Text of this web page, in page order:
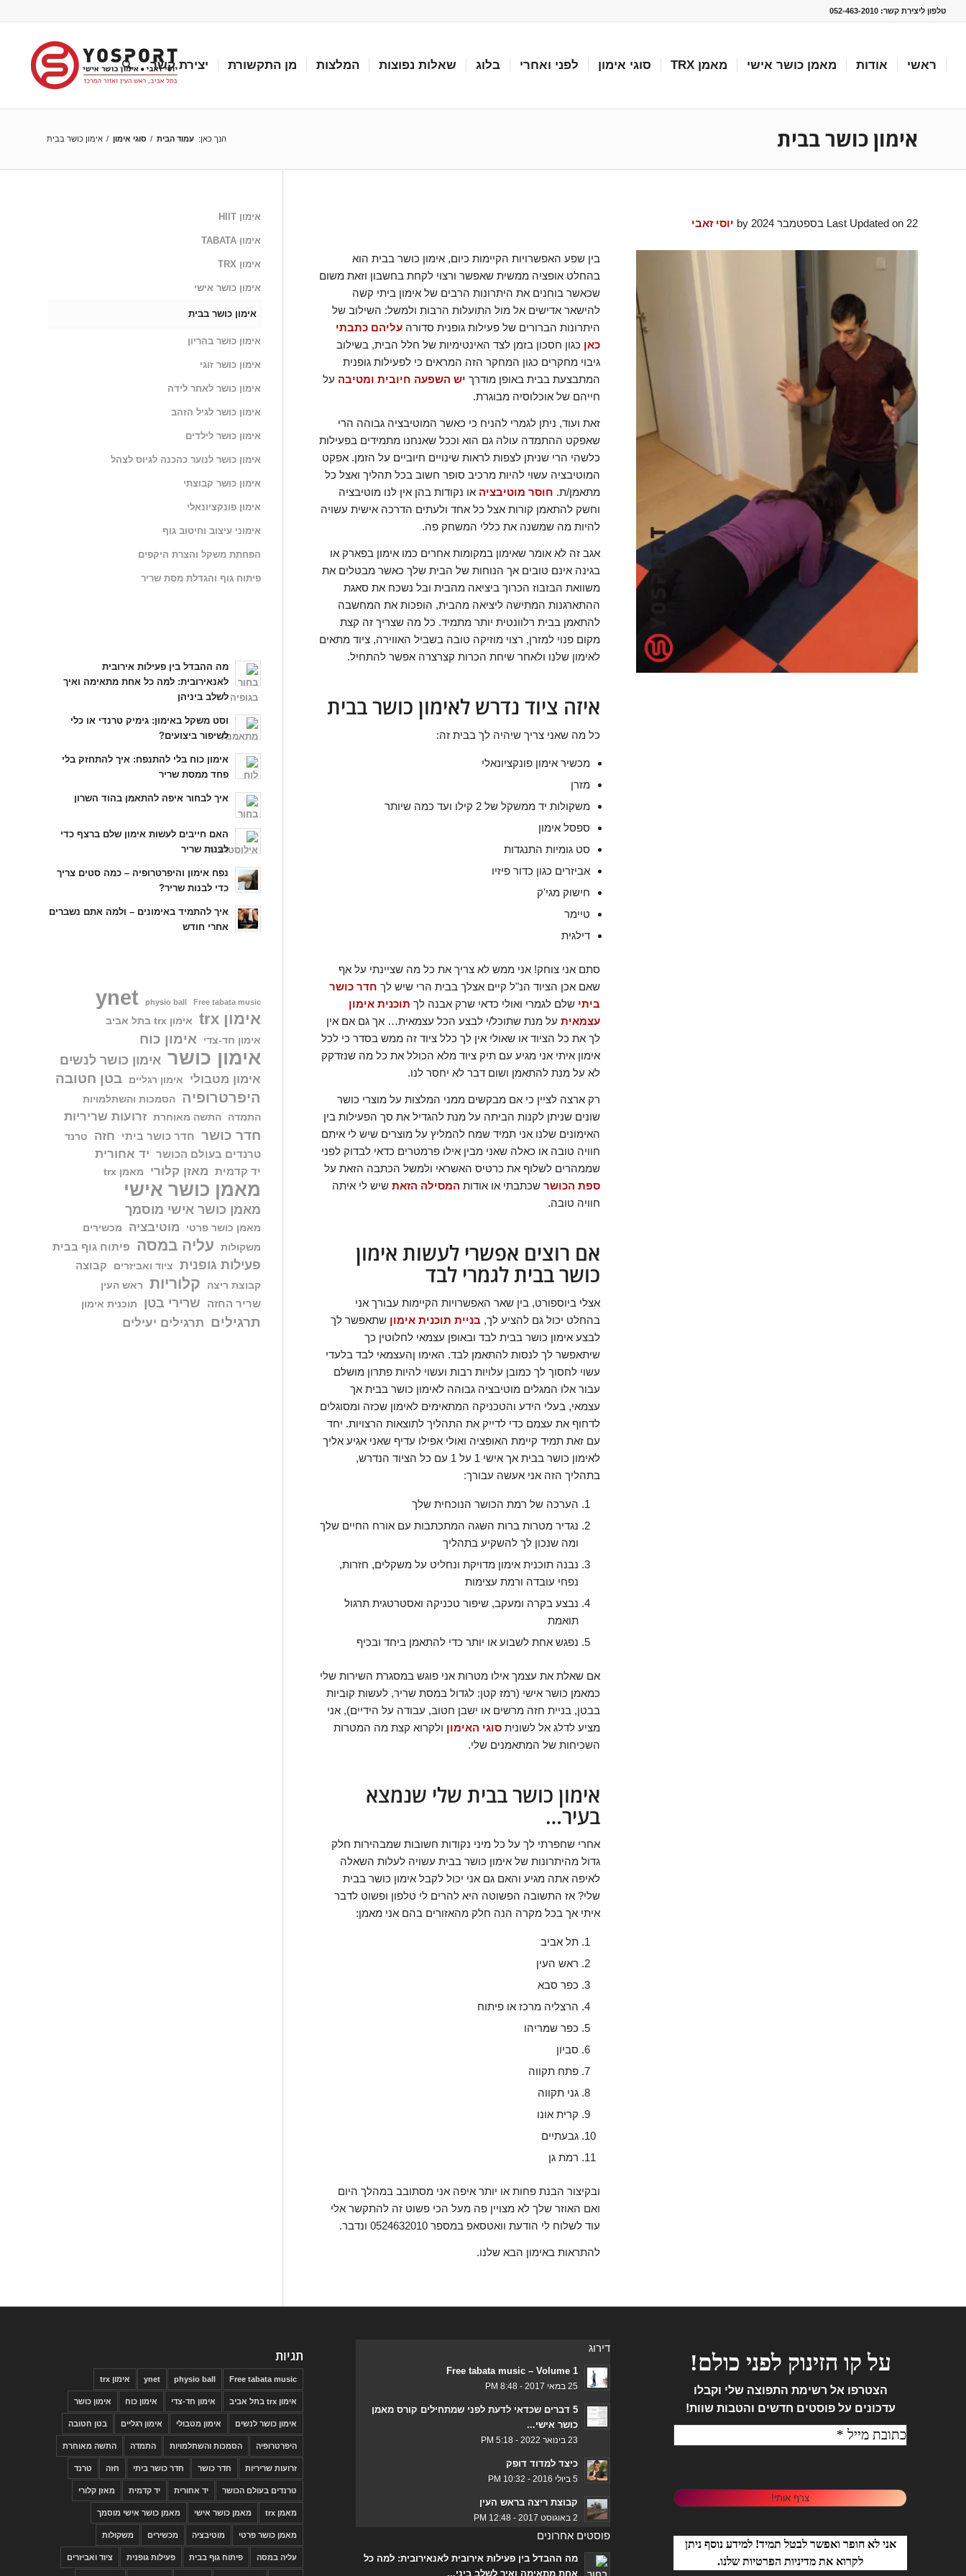
טלפון ליצירת קשר: 052-463-2010
ראשי אודות מאמן כושר אישי מאמן TRX סוגי אימון לפני ואחרי בלוג שאלות נפוצות המלצות מן התקשורת יצירת קשר
אימון כושר בבית הנך כאן: עמוד הבית / סוגי אימון / אימון כושר בבית
Last Updated on 22 בספטמבר 2024 by יוסי זאבי
בין שפע האפשרויות הקיימות כיום, אימון כושר בבית הוא
בהחלט אופציה ממשית שאפשר ורצוי לקחת בחשבון וזאת משום
שכאשר בוחנים את היתרונות הרבים של אימון ביתי קשה
להישאר אדישים אל מול התועלות הרבות ולמשל: השילוב של
היתרונות הברורים של פעילות גופנית סדורה עליהם כתבתי
כאן כגון חסכון בזמן לצד האינטימיות של חלל הבית, בשילוב
גיבוי מחקרים כגון המחקר הזה המראים כי לפעילות גופנית
המתבצעת בבית באופן מודרך יש השפעה חיובית ומטיבה על
חייהם של אוכלוסיה מבוגרת.
זאת ועוד, ניתן לגמרי להניח כי כאשר המוטיבציה גבוהה הרי
שאפקט ההתמדה עולה גם הוא וככל שאנחנו מתמידים בפעילות
כלשהי הרי שניתן לצפות לראות שינויים חיוביים על הזמן. אפקט
המוטיבציה עשוי להיות מרכיב סופר חשוב בכל תהליך ואצל כל
מתאמן/ת. חוסר מוטיבציה או נקודות בהן אין לנו מוטיבציה
וחשק להתאמן קורות אצל כל אחד ולעתים הדרכה אישית עשויה
להיות מה שמשנה את כללי המשחק פה.
אגב זה לא אומר שאימון במקומות אחרים כמו אימון בפארק או
בגינה אינם טובים אך הנוחות של הבית שלך כאשר מבטלים את
משוואת הבזבוז הכרוך ביציאה מהבית ובל נשכח את סאגת
ההתארגנות המתישה ליציאה מהבית, הופכות את המחשבה
להתאמן בבית רלוונטית יותר מתמיד. כל מה שצריך זה קצת
מקום פנוי למזרן, רצוי מוזיקה טובה בשביל האווירה, ציוד מתאים
לאימון שלנו ולאחר שיחת הכרות קצרצרה אפשר להתחיל.
איזה ציוד נדרש לאימון כושר בבית
כל מה שאני צריך שיהיה לך בבית זה:
מכשיר אימון פונקציונאלי
מזרן
משקולות יד ממשקל של 2 קילו ועד כמה שיותר
ספסל אימון
סט גומיות התנגדות
אביזרים כגון כדור פיזיו
חישוק מגי'ק
טיימר
דילגית
סתם אני צוחק! אני ממש לא צריך את כל מה שציינתי על אף
שאם אכן הציוד הנ"ל קיים אצלך בבית הרי שיש לך חדר כושר
ביתי שלם לגמרי ואולי כדאי שרק אבנה לך תוכנית אימון
עצמאיתעל מנת שתוכל/י לבצע הכל עצמאית… אך גם אם אין
לך את כל הציוד או שאולי אין לך כלל ציוד זה ממש בסדר כי לכל
אימון איתי אני מגיע עם תיק ציוד מלא הכולל את כל מה שנזדקק
לא על מנת להתאמן ושום דבר לא יחסר לנו.
רק ארצה לציין כי אם מבקשים ממני המלצות על מוצרי כושר
שונים שניתן לקנות הביתה על מנת להגדיל את סך הפעילות בין
האימונים שלנו אני תמיד שמח להמליץ על מוצרים שיש לי איתם
חוויה טובה או כאלה שאני מבין אילו פרמטרים כדאי לבדוק לפני
שממהרים לשלוף את כרטיס האשראי ולמשל הכתבה הזאת על
ספת הכושרשכתבתי או אודות המסילה הזאתשיש לי איתה
חוויה טובה.
אם רוצים אפשרי לעשות אימון
כושר בבית לגמרי לבד
אצלי ביוספורט, בין שאר האפשרויות הקיימות עבורך אני
בהחלט יכול גם להציע לך, בניית תוכנית אימון שתאפשר לך
לבצע אימון כושר בבית לבד ובאופן עצמאי לחלוטין כך
שיתאפשר לך לנסות להתאמן לבד. האימו ןהעצמאי לבד בלעדי
עשוי לחסוך לך כמובן עלויות רבות ועשוי להיות פתרון מושלם
עבור אלו המגלים מוטיבציה גבוהה לאימון כושר בבית אך
עצמאי, בעלי הידע והטכניקה המתאימים לאימון שכזה ומסוגלים
לדחוף את עצמם כדי לדייק את התהליך לתוצאות הרצויות. יחד
עם זאת תמיד קיימת האופציה ואולי אפילו עדיף שאני אגיע אליך
לאימון כושר בבית אך אישי 1 על 1 עם כל הציוד הנדרש,
בתהליך הזה אני אעשה עבורך:
הערכה של רמת הכושר הנוכחית שלך
נגדיר מטרות ברות השגה המתכתבות עם אורח החיים שלך
ומה שנכון לך להשקיע בתהליך
נבנה תוכנית אימון מדויקת ונחליט על משקלים, חזרות,
נפחי עובדה ורמת עצימות
נבצע בקרה ומעקב, שיפור טכניקה ואסטרטגית תרגול
תואמת
נפגש אחת לשבוע או יותר כדי להתאמן ביחד ובכיף
אם שאלת את עצמך אילו מטרות אני פוגש במסגרת השירות שלי
כמאמן כושר אישי (רמז קטן: לגדול במסת שריר, לעשות קוביות
בבטן, בניית חזה מרשים או ישבן חטוב, עבודה על הידיים), אני
מציע לדלג אל לשונית סוגי האימון ולקרוא קצת מה המטרות
השכיחות של המתאמנים שלי.
אימון כושר בבית שלי שנמצא
בעיר…
אחרי שחפרתי לך על כל מיני נקודות חשובות שמבהירות חלק
גדול מהיתרונות של אימון כושר בבית עשויה לעלות השאלה
לאיפה אתה מגיע והאם גם אני יכול לקבל אימון כושר בבית
שלי? אז התשובה הפשוטה היא להרים לי טלפון ופשוט לדבר
איתי אך בכל מקרה הנה חלק מהאזורים בהם אני מאמן:
תל אביב
ראש העין
כפר סבא
הרצליה מרכז או פיתוח
כפר שמריהו
סביון
פתח תקווה
גני תקווה
קרית אונו
גבעתיים
רמת גן
ובקיצור הבנת פחות או יותר איפה אני מסתובב במהלך היום
ואם האוזר שלך לא מצויין פה מעל הכי פשוט זה להתקשר אלי
עוד לשלוח לי הודעת וואטסאפ במספר 0524632010 ונדבר.
להתראות באימון הבא שלנו.
אימון HIIT
אימון TABATA
אימון TRX
אימון כושר אישי
אימון כושר בבית
אימון כושר בהריון
אימון כושר זוגי
אימון כושר לאחר לידה
אימון כושר לגיל הזהב
אימון כושר לילדים
אימון כושר לנוער כהכנה לגיוס לצהל
אימון כושר קבוצתי
אימון פונקציונאלי
אימוני עיצוב וחיטוב גוף
הפחתת משקל והצרת היקפים
פיתוח גוף והגדלת מסת שריר
מה ההבדל בין פעילות אירובית
לאנאירובית: למה כל אחת מתאימה ואיך
לשלב ביניהן
וסט משקל באימון: גימיק טרנדי או כלי
לשיפור ביצועים?
אימון כוח בלי להתנפח: איך להתחזק בלי
פחד ממסת שריר
איך לבחור איפה להתאמן בהוד השרון
האם חייבים לעשות אימון שלם ברצף כדי
לבנות שריר
נפח אימון והיפרטרופיה – כמה סטים צריך
כדי לבנות שריר?
איך להתמיד באימונים – ולמה אתם נשברים
אחרי חודש
Free tabata music
physio ball
ynet
אימון trx
אימון trx בתל אביב
אימון חד-צדי
אימון כוח
אימון כושר אימון כושר לנשים
אימון מטבולי אימון רגליים
בטן חטובה
היפרטרופיה
הסמכות והשתלמויות
התמדה
התשה מאוחרת זרועות שריריות
חדר כושר חדר כושר ביתי חזה טרנד
טרנדים בעולם הכושר יד אחורית
יד קדמית מאזן קלורי מאמן trx
מאמן כושר אישי
מאמן כושר אישי מוסמך
מאמן כושר פרטי מוטיבציה
מכשירים
משקולות
עליה במסה פיתוח גוף בבית
פעילות גופנית ציוד ואביזרים קבוצה
קבוצת ריצה קלוריות ראש העין
שריר החזה שרירי בטן תוכנית אימון
תרגילים תרגילים יעילים
על קו הזינוק לפני כולם!
הצטרפו אל רשימת התפוצה שלי וקבלו
עדכונים על פוסטים חדשים והטבות שוות!
אני לא חופר ואפשר לבטל תמיד! למידע נוסף ניתן
לקרוא את מדיניות הפרטיות שלנו.
דירוג
Free tabata music – Volume 1
25 במאי 2017 - 8:48 PM
5 דברים שכדאי לדעת לפני שמתחילים קורס מאמן
כושר אישי...
23 בינואר 2022 - 5:18 PM
כיצד למדוד דופק
5 ביולי 2016 - 10:32 PM
קבוצת ריצה בראש העין
2 באוגוסט 2017 - 12:48 PM
פוסטים אחרונים
מה ההבדל בין פעילות אירובית לאנאירובית: למה כל
אחת מתאימה ואיך לשלב ביני...
תגיות
Free tabata music
physio ball
ynet אימון trx
אימון trx בתל אביב אימון חד-צדי אימון כוח אימון כושר
אימון כושר לנשים אימון מטבולי אימון רגליים בטן חטובה
היפרטרופיה הסמכות והשתלמויות התמדה התשה מאוחרת
זרועות שריריות חדר כושר חדר כושר ביתי חזה טרנד
טרנדים בעולם הכושר יד אחורית יד קדמית מאזן קלורי
מאמן trx מאמן כושר אישי מאמן כושר אישי מוסמך
מאמן כושר פרטי מוטיבציה מכשירים משקולות
עליה במסה פיתוח גוף בבית פעילות גופנית ציוד ואביזרים